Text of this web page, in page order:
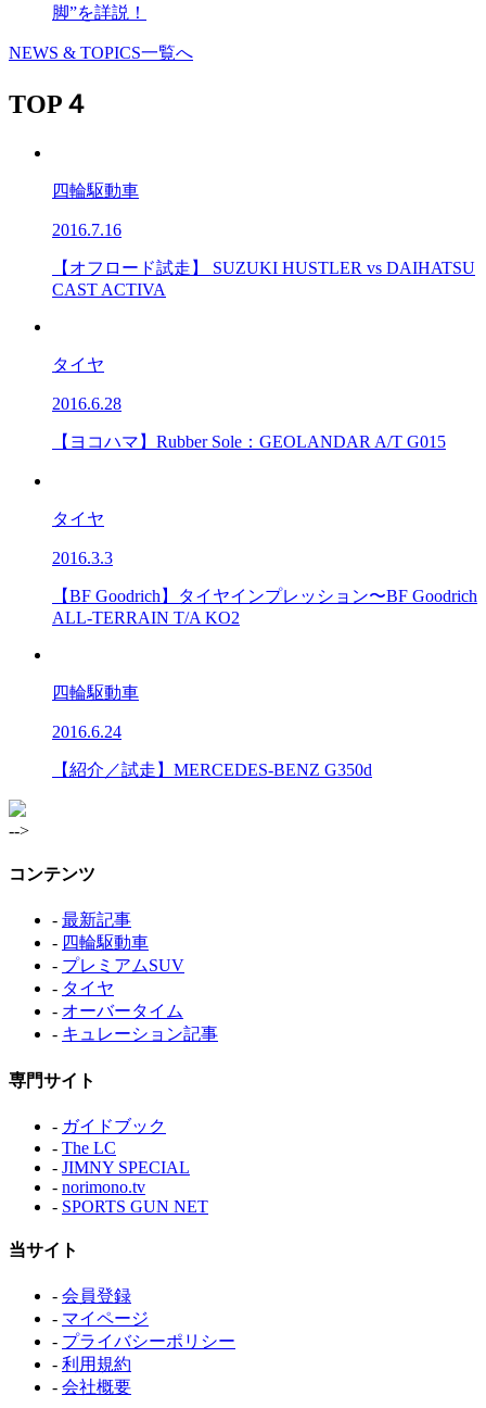
脚”を詳説！
NEWS & TOPICS一覧へ
TOP４
四輪駆動車
2016.7.16
【オフロード試走】 SUZUKI HUSTLER vs DAIHATSU
CAST ACTIVA
タイヤ
2016.6.28
【ヨコハマ】Rubber Sole：GEOLANDAR A/T G015
タイヤ
2016.3.3
【BF Goodrich】タイヤインプレッション〜BF Goodrich
ALL-TERRAIN T/A KO2
四輪駆動車
2016.6.24
【紹介／試走】MERCEDES-BENZ G350d
-->
コンテンツ
- 最新記事
- 四輪駆動車
- プレミアムSUV
- タイヤ
- オーバータイム
- キュレーション記事
専門サイト
- ガイドブック
- The LC
- JIMNY SPECIAL
- norimono.tv
- SPORTS GUN NET
当サイト
- 会員登録
- マイページ
- プライバシーポリシー
- 利用規約
- 会社概要